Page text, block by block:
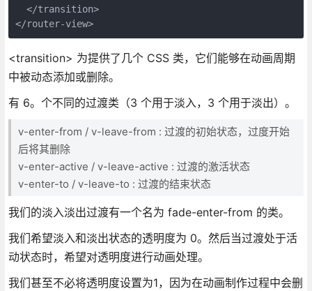
  </transition>
</router-view>
<transition> 为提供了几个 CSS 类，它们能够在动画周期
中被动态添加或删除。
有 6。个不同的过渡类（3 个用于淡入，3 个用于淡出）。
v-enter-from / v-leave-from : 过渡的初始状态，过度开始
后将其删除
v-enter-active / v-leave-active : 过渡的激活状态
v-enter-to / v-leave-to : 过渡的结束状态
我们的淡入淡出过渡有一个名为 fade-enter-from 的类。
我们希望淡入和淡出状态的透明度为 0。然后当过渡处于活
动状态时，希望对透明度进行动画处理。
我们甚至不必将透明度设置为1，因为在动画制作过程中会删